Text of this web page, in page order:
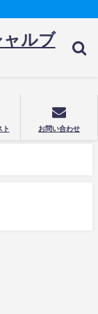
ルブ
ト お問い合わせ